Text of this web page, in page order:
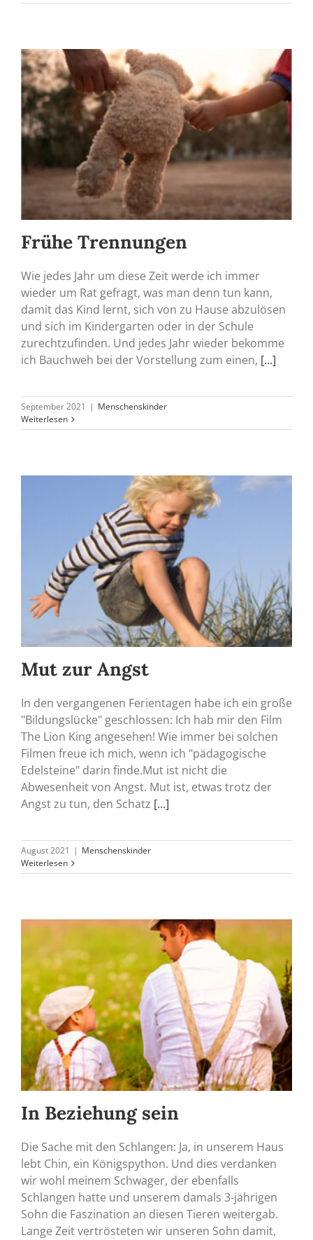
Frühe Trennungen
Wie jedes Jahr um diese Zeit werde ich immer
wieder um Rat gefragt, was man denn tun kann,
damit das Kind lernt, sich von zu Hause abzulösen
und sich im Kindergarten oder in der Schule
zurechtzufinden. Und jedes Jahr wieder bekomme
ich Bauchweh bei der Vorstellung zum einen, [...]
September 2021 | Menschenskinder
Weiterlesen
Mut zur Angst
In den vergangenen Ferientagen habe ich ein große
"Bildungslücke" geschlossen: Ich hab mir den Film
The Lion King angesehen! Wie immer bei solchen
Filmen freue ich mich, wenn ich "pädagogische
Edelsteine" darin finde.Mut ist nicht die
Abwesenheit von Angst. Mut ist, etwas trotz der
Angst zu tun, den Schatz [...]
August 2021 | Menschenskinder
Weiterlesen
In Beziehung sein
Die Sache mit den Schlangen: Ja, in unserem Haus
lebt Chin, ein Königspython. Und dies verdanken
wir wohl meinem Schwager, der ebenfalls
Schlangen hatte und unserem damals 3-jährigen
Sohn die Faszination an diesen Tieren weitergab.
Lange Zeit vertrösteten wir unseren Sohn damit,